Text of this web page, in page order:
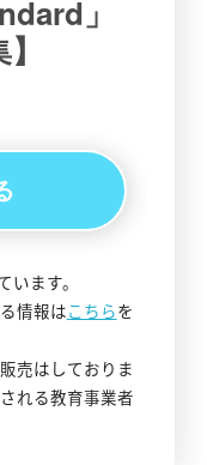
ます。
情報はこちらを
売はしておりま
れる教育事業者